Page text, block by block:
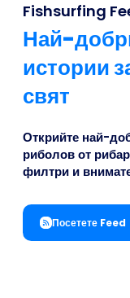
Fishsurfing
Най-
истории
свят
Открийте най-
риболов от
филтри и
Посетете Feed